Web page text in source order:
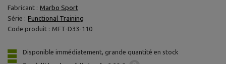
Fabricant : Marbo Sport
Série : Functional Training
Code produit : MFT-D33-110
Disponible immédiatement, grande quantité en stock